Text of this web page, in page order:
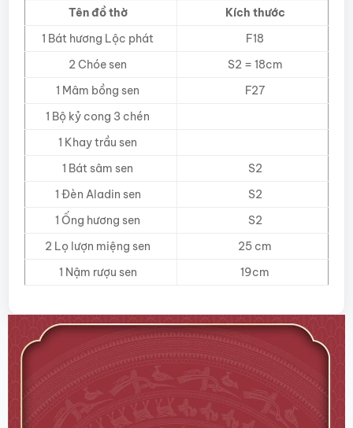
Tên đồ thờ
Kích thước
1 Bát hương Lộc phát
F18
2 Chóe sen
S2 = 18cm
1 Mâm bồng sen
F27
1 Bộ kỷ cong 3 chén
1 Khay trầu sen
1 Bát sâm sen
S2
1 Đèn Aladin sen
S2
1 Ống hương sen
S2
2 Lọ lượn miệng sen
25 cm
1 Nậm rượu sen
19cm